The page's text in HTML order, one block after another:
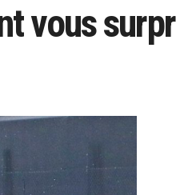
vous